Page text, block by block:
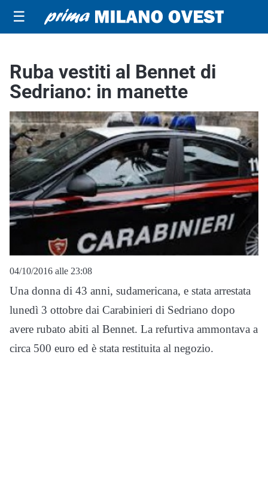
☰
Ruba vestiti al Bennet di
Sedriano: in manette
04/10/2016 alle 23:08
Una donna di 43 anni, sudamericana, e stata arrestata
lunedì 3 ottobre dai Carabinieri di Sedriano dopo
avere rubato abiti al Bennet. La refurtiva ammontava a
circa 500 euro ed è stata restituita al negozio.